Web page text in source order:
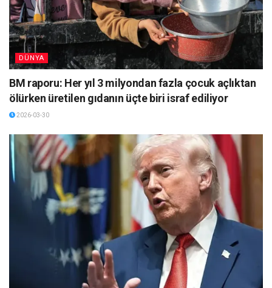
DÜNYA
BM raporu: Her yıl 3 milyondan fazla çocuk açlıktan
ölürken üretilen gıdanın üçte biri israf ediliyor
2026-03-30